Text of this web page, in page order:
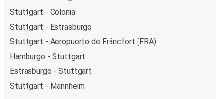
Stuttgart - Colonia
Stuttgart - Estrasburgo
Stuttgart - Aeropuerto de Fráncfort (FRA)
Hamburgo - Stuttgart
Estrasburgo - Stuttgart
Stuttgart - Mannheim